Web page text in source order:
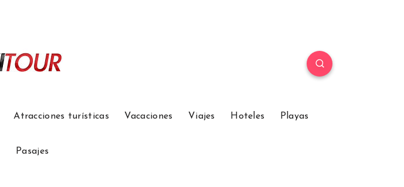
Atracciones turísticas Vacaciones Viajes Hoteles Playas
Pasajes